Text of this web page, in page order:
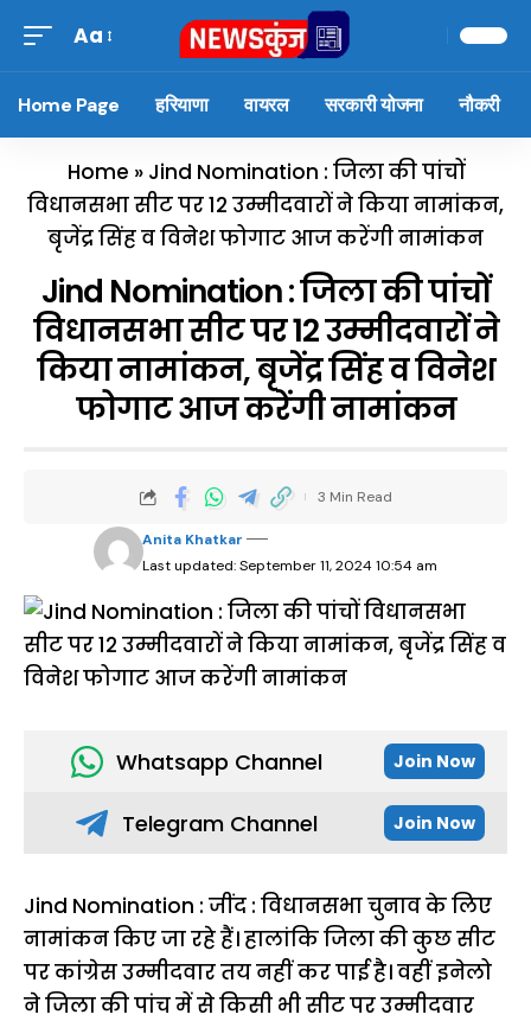
Aa
Home Page हरियाणा वायरल सरकारी योजना नौकरी
Home » Jind Nomination : जिला की पांचों
विधानसभा सीट पर 12 उम्मीदवारों ने किया नामांकन,
बृजेंद्र सिंह व विनेश फोगाट आज करेंगी नामांकन
Jind Nomination : जिला की पांचों
विधानसभा सीट पर 12 उम्मीदवारों ने
किया नामांकन, बृजेंद्र सिंह व विनेश
फोगाट आज करेंगी नामांकन
Last updated: September 11, 2024 10:54 am
Anita Khatkar
3 Min Read
Whatsapp Channel Join Now
Telegram Channel Join Now
Jind Nomination : जींद : विधानसभा चुनाव के लिए
नामांकन किए जा रहे हैं। हालांकि जिला की कुछ सीट
पर कांग्रेस उम्मीदवार तय नहीं कर पाई है। वहीं इनेलो
ने जिला की पांच में से किसी भी सीट पर उम्मीदवार